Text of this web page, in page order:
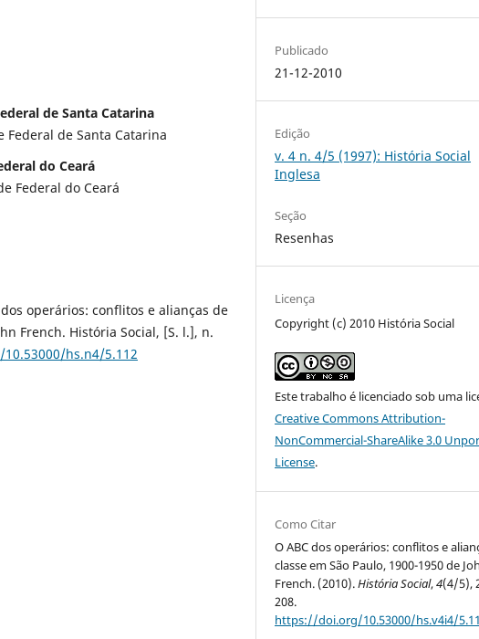
de Santa Catarina
de Santa Catarina
do Ceará
Federal do Ceará
dos operários: conflitos e alianças de
French. História Social, [S. l.], n.
hs.n4/5.112
Publicado
21-12-2010
Edição
v. 4 n. 4/5 (1997): História Social
Inglesa
Seção
Resenhas
Licença
Copyright (c) 2010 História Social
Este trabalho é licenciado sob uma
Creative Commons Attribution-
NonCommercial-ShareAlike 3.0
License.
Como Citar
O ABC dos operários: conflitos e
classe em São Paulo, 1900-1950 de
French. (2010).História Social,4(4/5),
208.
https://doi.org/10.53000/hs.v4i4/